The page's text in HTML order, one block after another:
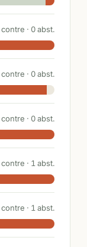
contre · 0abst.
contre · 0abst.
contre · 0abst.
contre · 1 abst.
contre · 1 abst.